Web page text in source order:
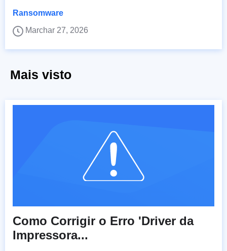
Ransomware
Marchar 27, 2026
Mais visto
Como Corrigir o Erro 'Driver da
Impressora...